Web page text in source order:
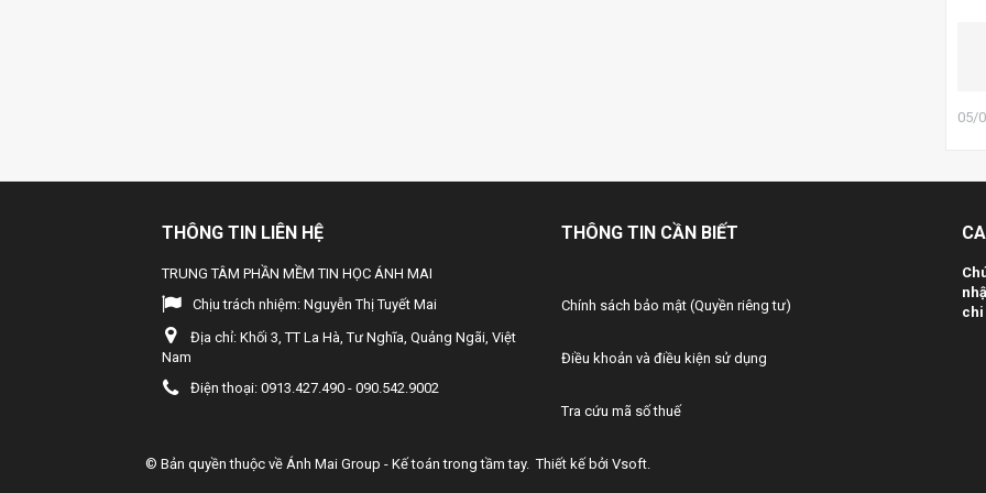
05/
THÔNG TIN LIÊN HỆ
TRUNG TÂM PHẦN MỀM TIN HỌC ÁNH MAI
Chịu trách nhiệm: Nguyễn Thị Tuyết Mai
Địa chỉ: Khối 3, TT La Hà, Tư Nghĩa, Quảng Ngãi, Việt
Nam
Điện thoại: 0913.427.490 - 090.542.9002
THÔNG TIN CẦN BIẾT
Chính sách bảo mật (Quyền riêng tư)
Điều khoản và điều kiện sử dụng
Tra cứu mã số thuế
chi
© Bản quyền thuộc về Ánh Mai Group - Kế toán trong tầm tay.Thiết kế bởi Vsoft